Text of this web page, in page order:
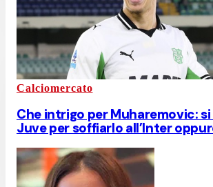
Calciomercato
Che intrigo per Muharemovic:
Juve per soffiarlo all’Inter